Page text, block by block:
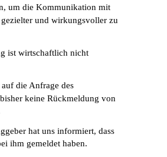
um die Kommunikation mit
und wirkungsvoller zu
ist wirtschaftlich nicht
die Anfrage des
keine Rückmeldung von
hat uns informiert, dass
ihm gemeldet haben.